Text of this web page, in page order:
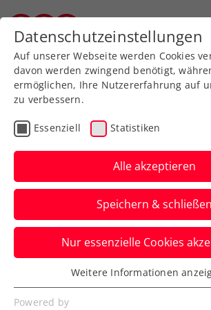
Zurück zur Newsübersicht
Ausbildung
26 frisch
Absolvent:innen
Über zwei Dutzend Personen
Abschlussprüfung an der
erfolgreich abgelegt.
Verfasst von: Harald Mair / Redaktion,
Datenschutzeinstellungen
Auf unserer Webseite werden Cookies
davon werden zwingend benötigt,
ermöglichen, Ihre Nutzererfahrung auf
zu verbessern.
Essenziell Statistiken
Alle akzeptieren
Speichern & schließen
Nur essenzielle Cookies
Essenziell
Essenzielle Cookies werden für
Weitere Informationen
Powered by